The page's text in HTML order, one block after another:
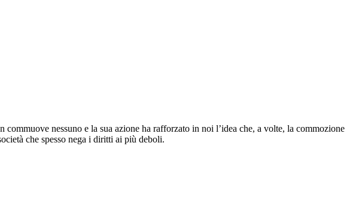
nessuno e la sua azione ha rafforzato in noi l’idea che, a volte, la commozione
che spesso nega i diritti ai più deboli.